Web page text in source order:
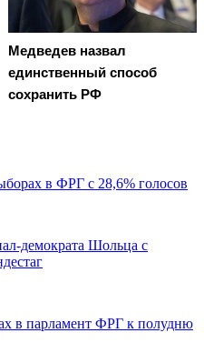
Медведев назвал
единственный способ
сохранить РФ
в ФРГ с 28,6% голосов
демократа Шольца с
в парламент ФРГ к полудню